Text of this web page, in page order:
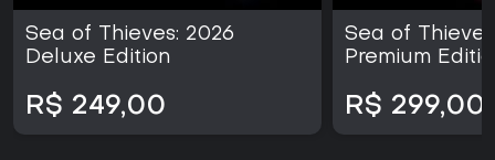
Sea of Thieves: 2026
Deluxe Edition
R$ 249,00
Sea of
Premium
R$ 299,00